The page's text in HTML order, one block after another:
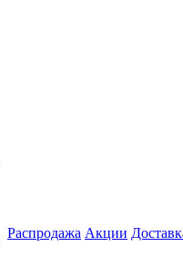
Распродажа Акции